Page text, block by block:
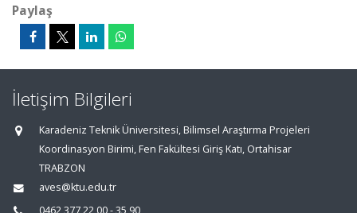
Paylaş
İletişim Bilgileri
Karadeniz Teknik Üniversitesi, Bilimsel Araştırma Projeleri
Koordinasyon Birimi, Fen Fakültesi Giriş Katı, Ortahisar
TRABZON
aves@ktu.edu.tr
0462 377 22 00 - 35 90